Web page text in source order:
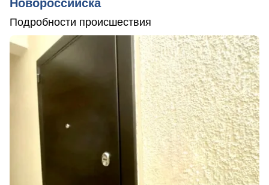
Новороссийска
Подробности происшествия